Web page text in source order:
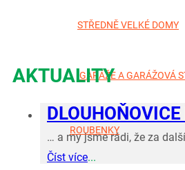
STŘEDNĚ VELKÉ DOMY
GARÁŽE A GARÁŽOVÁ
ROUBENKY
AKTUALITY
… a my jsme rádi, že za
Číst více...